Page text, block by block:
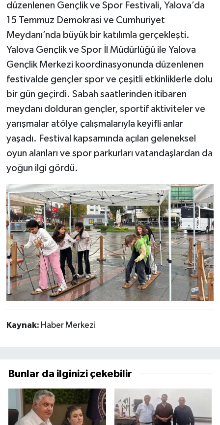
düzenlenen Gençlik ve Spor Festivali, Yalova’da
15 Temmuz Demokrasi ve Cumhuriyet
Meydanı’nda büyük bir katılımla gerçekleşti.
Yalova Gençlik ve Spor İl Müdürlüğü ile Yalova
Gençlik Merkezi koordinasyonunda düzenlenen
festivalde gençler spor ve çeşitli etkinliklerle dolu
bir gün geçirdi. Sabah saatlerinden itibaren
meydanı dolduran gençler, sportif aktiviteler ve
yarışmalar atölye çalışmalarıyla keyifli anlar
yaşadı. Festival kapsamında açılan geleneksel
oyun alanları ve spor parkurları vatandaşlardan da
yoğun ilgi gördü.
Kaynak: Haber Merkezi
Bunlar da ilginizi çekebilir